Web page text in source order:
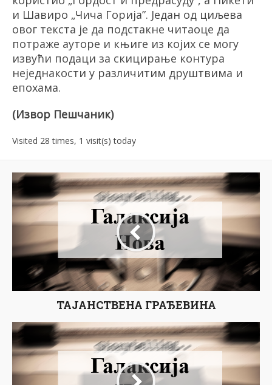
и Шавиро „Чича Горија”. Један од циљева
овог текста је да подстакне читаоце да
потраже ауторе и књиге из којих се могу
извући подаци за скицирање контура
неједнакости у различитим друштвима и
епохама.
(Извор Пешчаник)
Visited 28 times, 1 visit(s) today
ТАЈАНСТВЕНА ГРАЂЕВИНА